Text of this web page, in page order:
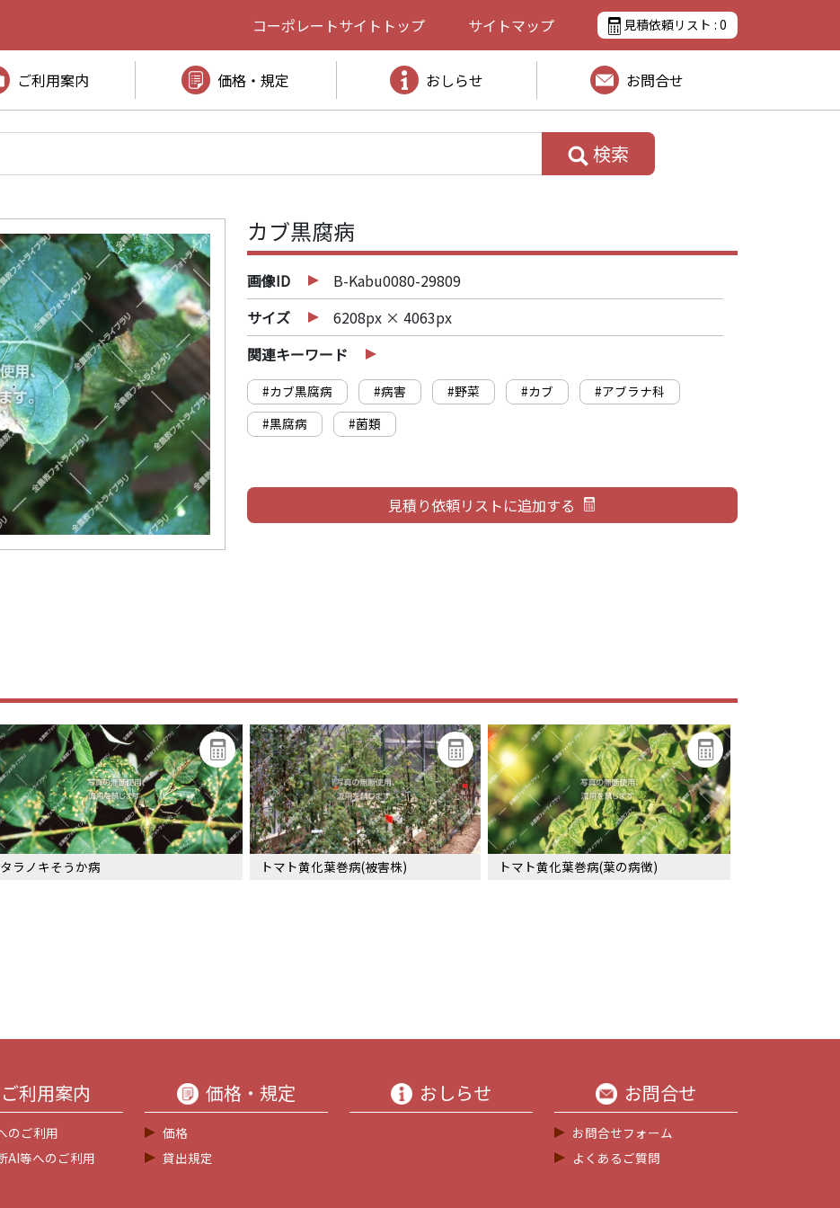
コーポレートサイト トップ サイトマップ 見積依頼リスト : 0
ご利用案内 価格・規定 おしらせ お問合せ
検索
カブ黒腐病
画像ID
B-Kabu0080-29809
サイズ
6208px × 4063px
関連キーワード
#カブ黒腐病 #病害 #野菜 #カブ
#アブラナ科
#黒腐病
#菌類
タラノキそうか病 トマト黄化葉巻病(被害株) トマト黄化葉巻病(葉の病徴)
ご利用案内
のご利用
AI等へのご利用
価格・規定
価格
貸出規定
おしらせ お問合せ
お問合せフォーム
よくあるご質問